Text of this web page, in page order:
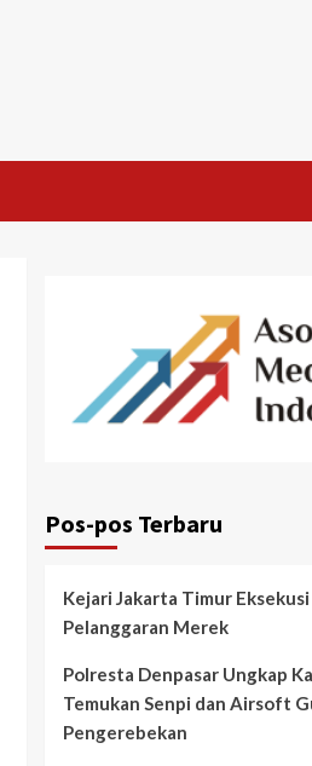
Pos-pos Terbaru
Kejari Jakarta Timur
Pelanggaran Merek
Polresta Denpasar Ungkap
Temukan Senpi dan Airsoft
Pengerebekan